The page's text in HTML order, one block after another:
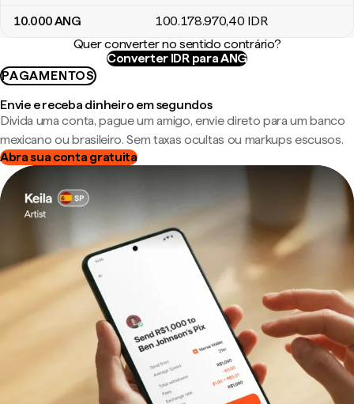
10.000ANG 100.178.970,40 IDR
Quer converter no sentido contrário?
Converter IDR para ANG
PAGAMENTOS
Envie e receba dinheiro em segundos
Divida uma conta, pague um amigo, envie direto para um banco
mexicano ou brasileiro. Sem taxas ocultas ou markups escusos.
Abra sua conta gratuita